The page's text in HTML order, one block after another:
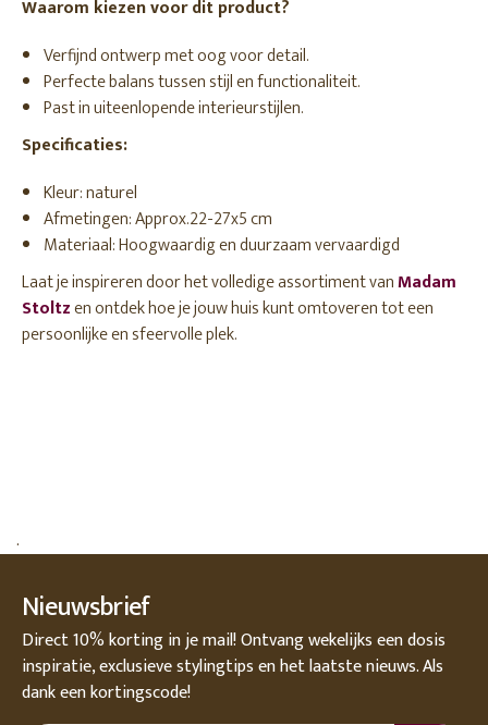
Waarom kiezen voor dit product?
Verfijnd ontwerp met oog voor detail.
Perfecte balans tussen stijl en functionaliteit.
Past in uiteenlopende interieurstijlen.
Specificaties:
Kleur: naturel
Afmetingen: Approx.22-27x5 cm
Materiaal: Hoogwaardig en duurzaam vervaardigd
Laat je inspireren door het volledige assortiment vanMadam
Stoltzen ontdek hoe je jouw huis kunt omtoveren tot een
persoonlijke en sfeervolle plek.
.
Nieuwsbrief
Direct 10% korting in je mail! Ontvang wekelijks een dosis
inspiratie, exclusieve stylingtips en het laatste nieuws. Als
dank een kortingscode!